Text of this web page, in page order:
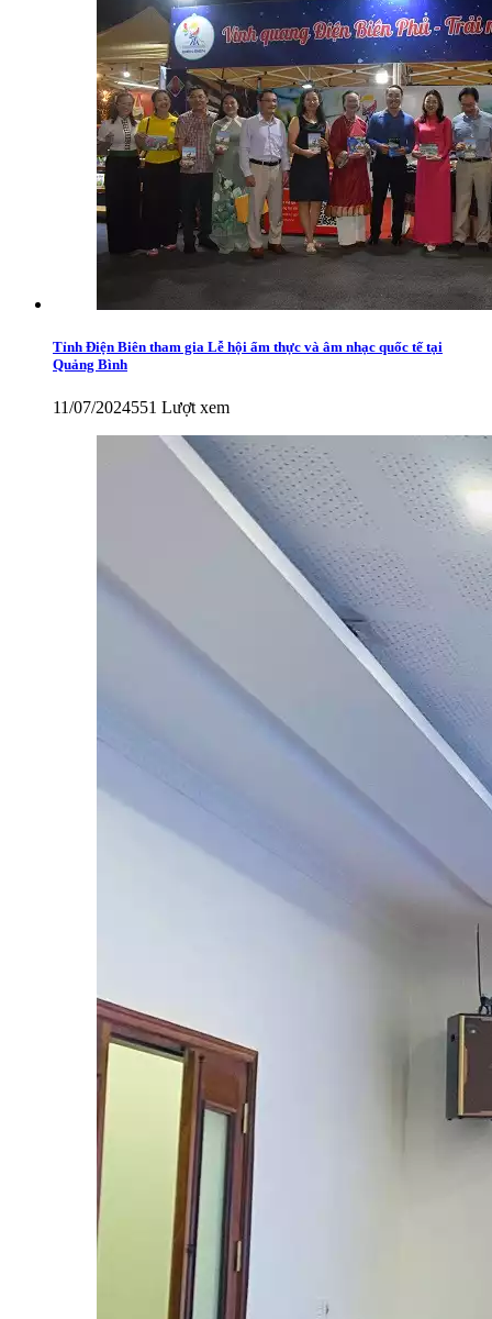
Tỉnh Điện Biên tham gia Lễ hội ẩm thực và âm nhạc quốc tế tại
Quảng Bình
11/07/2024551 Lượt xem